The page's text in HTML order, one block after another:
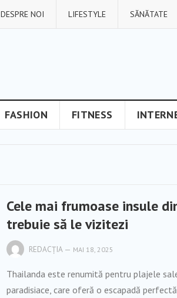
DESPRE NOI LIFESTYLE SĂNĂTATE
FASHION FITNESS
Cele mai frumoase insule
trebuie să le vizitezi
REDACȚIA— MAI 18, 2025
Thailanda este renumită pentru plajele
paradisiace, care oferă o escapadă